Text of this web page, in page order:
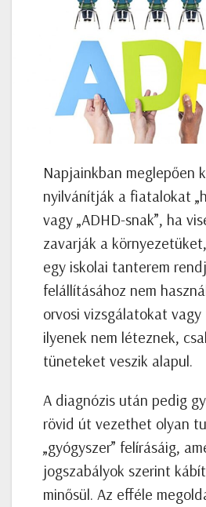
Napjainkban meglepően
nyilvánítják a fiatalokat
vagy „ADHD-snak”, ha
zavarják a
egy iskolai tanterem
felállításához nem
orvosi vizsgálatokat
ilyenek nem léteznek,
tüneteket veszik alapul.
A diagnózis után pedig
rövid út vezethet olyan
„gyógyszer” felírásáig,
jogszabályok szerint
minősül. Az efféle